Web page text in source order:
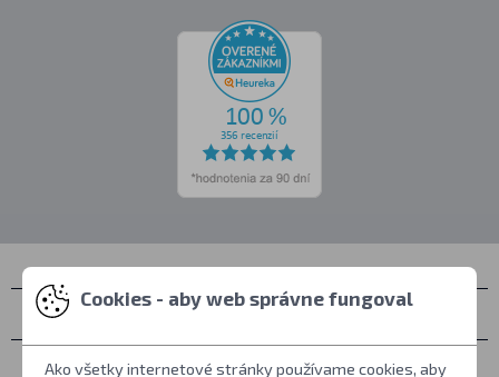
Kontakty
Zastihnete nás
Cookies - aby web správne fungoval
Ako všetky internetové stránky používame cookies, aby